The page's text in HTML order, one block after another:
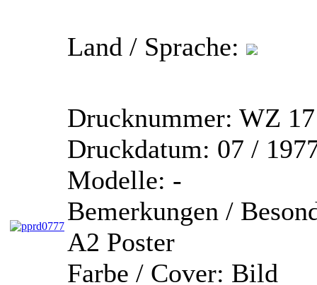
Land / Sprache:
Drucknummer: WZ
Druckdatum: 07 /
Modelle: -
Bemerkungen /
A2 Poster
Farbe / Cover: Bild